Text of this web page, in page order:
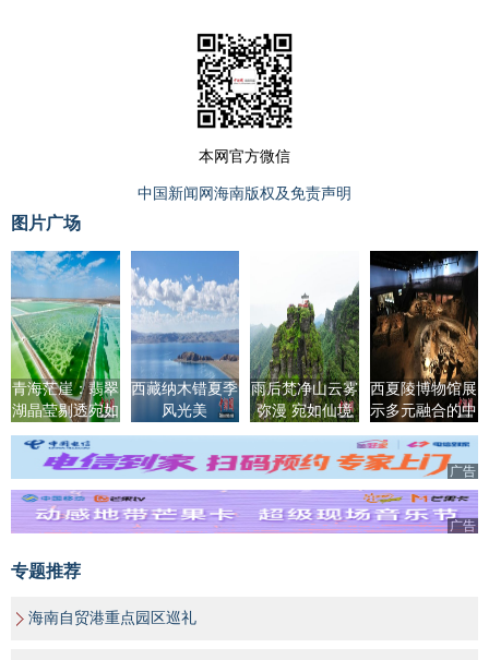
本网官方微信
中国新闻网海南版权及免责声明
图片广场
青海茫崖：翡翠
湖晶莹剔透宛如
绿宝石
西藏纳木错夏季
风光美
雨后梵净山云雾
弥漫 宛如仙境
西夏陵博物馆展
示多元融合的中
华文明
广告
广告
专题推荐
海南自贸港重点园区巡礼